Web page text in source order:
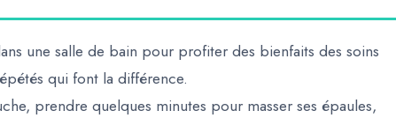
une salle de bain pour profiter des bienfaits des soins
qui font la différence.
prendre quelques minutes pour masser ses épaules,